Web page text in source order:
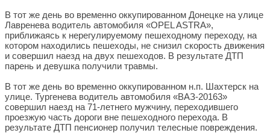
В тот же день во временно оккупированном Донецке на улице
Лавренева водитель автомобиля «OPEL ASTRA»,
приближаясь к нерегулируемому пешеходному переходу, на
котором находились пешеходы, не снизил скорость движения
и совершил наезд на двух пешеходов. В результате ДТП
парень и девушка получили травмы.
В тот же день во временно оккупированном н.п. Шахтерск на
улице. Тургенева водитель автомобиля «ВАЗ-20163»
совершил наезд на 71-летнего мужчину, переходившего
проезжую часть дороги вне пешеходного перехода. В
результате ДТП пенсионер получил телесные повреждения.